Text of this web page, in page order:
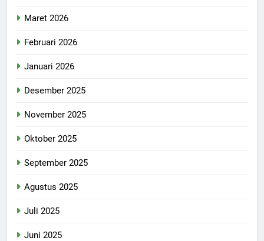
Maret 2026
Februari 2026
Januari 2026
Desember 2025
November 2025
Oktober 2025
September 2025
Agustus 2025
Juli 2025
Juni 2025